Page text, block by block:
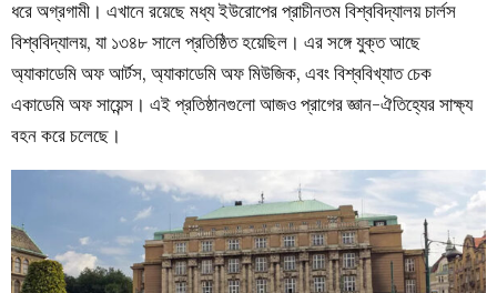
ধরে অগ্রগামী। এখানে রয়েছে মধ্য ইউরোপের প্রাচীনতম বিশ্ববিদ্যালয় চার্লস
বিশ্ববিদ্যালয়, যা ১৩৪৮ সালে প্রতিষ্ঠিত হয়েছিল। এর সঙ্গে যুক্ত আছে
অ্যাকাডেমি অফ আর্টস, অ্যাকাডেমি অফ মিউজিক, এবং বিশ্ববিখ্যাত চেক
একাডেমি অফ সায়েন্স। এই প্রতিষ্ঠানগুলো আজও প্রাগের জ্ঞান-ঐতিহ্যের সাক্ষ্য
বহন করে চলেছে।